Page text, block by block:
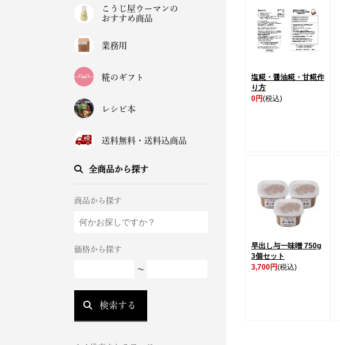
こうじ屋ウーマンの
おすすめ商品
業務用
糀のギフト
レシピ本
送料無料・送料込商品
全商品から探す
商品から探す
価格から探す
～
検索する
塩糀・醤油糀・甘糀作
り方
0円(税込)
早出し与一味噌 750g
3個セット
3,700円(税込)